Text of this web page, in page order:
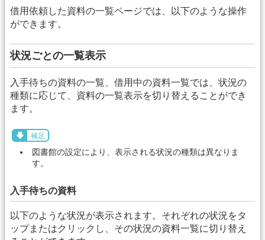
借用依頼した資料の一覧ページでは、以下のような操作
ができます。
状況ごとの一覧表示
入手待ちの資料の一覧、借用中の資料一覧では、状況の
種類に応じて、資料の一覧表示を切り替えることができ
ます。
補足
図書館の設定により、表示される状況の種類は異なりま
す。
入手待ちの資料
以下のような状況が表示されます。それぞれの状況をタ
ップまたはクリックし、その状況の資料一覧に切り替え